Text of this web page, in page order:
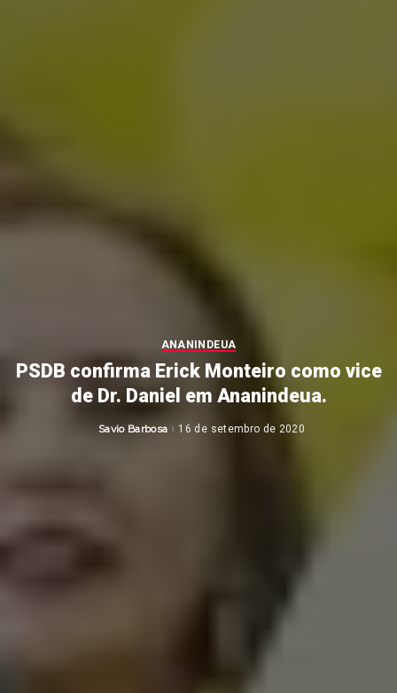
ANANINDEUA
PSDB confirma Erick Monteiro como vice
de Dr. Daniel em Ananindeua.
Posted
Savio Barbosa 16 de setembro de 2020